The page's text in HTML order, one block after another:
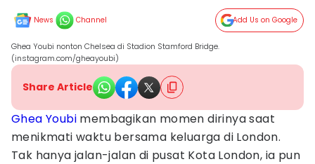
News Channel Add Us on Google
Ghea Youbi nonton Chelsea di Stadion Stamford Bridge.
(instagram.com/gheayoubi)
Share Article
Ghea Youbi membagikan momen dirinya saat
menikmati waktu bersama keluarga di London.
Tak hanya jalan-jalan di pusat Kota London, ia pun